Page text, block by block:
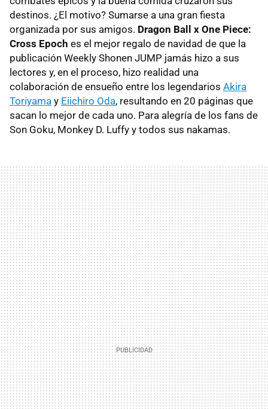
destinos. ¿El motivo? Sumarse a una gran fiesta
organizada por sus amigos. Dragon Ball x One Piece:
Cross Epoch es el mejor regalo de navidad de que la
publicación Weekly Shonen JUMP jamás hizo a sus
lectores y, en el proceso, hizo realidad una
colaboración de ensueño entre los legendarios Akira
Toriyama y Eiichiro Oda, resultando en 20 páginas que
sacan lo mejor de cada uno. Para alegría de los fans de
Son Goku, Monkey D. Luffy y todos sus nakamas.